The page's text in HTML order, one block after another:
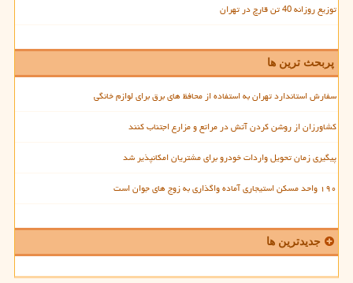
توزیع روزانه 40 تن قارچ در تهران
پربحث ترین ها
سفارش استاندارد تهران به استفاده از محافظ های برق برای لوازم خانگی
کشاورزان از روشن کردن آتش در مراتع و مزارع اجتناب کنند
پیگیری زمان تحویل واردات خودرو برای مشتریان امکانپذیر شد
۱۹۰ واحد مسکن استیجاری آماده واگذاری به زوج های جوان است
جدیدترین ها